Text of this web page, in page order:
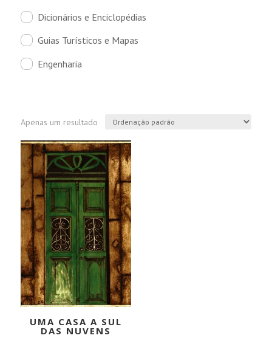
Dicionários e Enciclopédias
Guias Turísticos e Mapas
Engenharia
Apenas um resultado
UMA CASA A SUL
DAS NUVENS